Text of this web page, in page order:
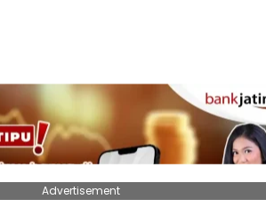
Advertisement